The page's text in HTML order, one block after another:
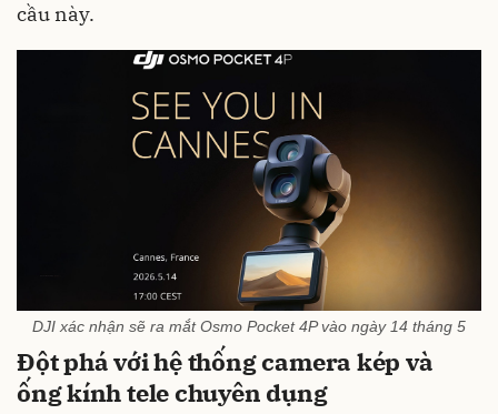
cầu này.
DJI xác nhận sẽ ra mắt Osmo Pocket 4P vào ngày 14 tháng 5
Đột phá với hệ thống camera kép và
ống kính tele chuyên dụng